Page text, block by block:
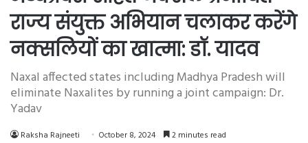
राज्य संयुक्त अभियान चलाकर करेंगे
नक्सलियों का खात्मा: डॉ. यादव
Naxal affected states including Madhya Pradesh will
eliminate Naxalites by running a joint campaign: Dr.
Yadav
Raksha Rajneeti October 8, 2024 2 minutes read